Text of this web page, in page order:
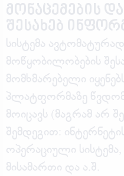
მონაცემების
შესახებ
სისტემა
მოწყობილობების
მომხმარებელი
პლატფორმაზე
მოიცავს (მაგრამ არ
შემდეგით:
ოპერაციული
მისამართი და ა.შ.